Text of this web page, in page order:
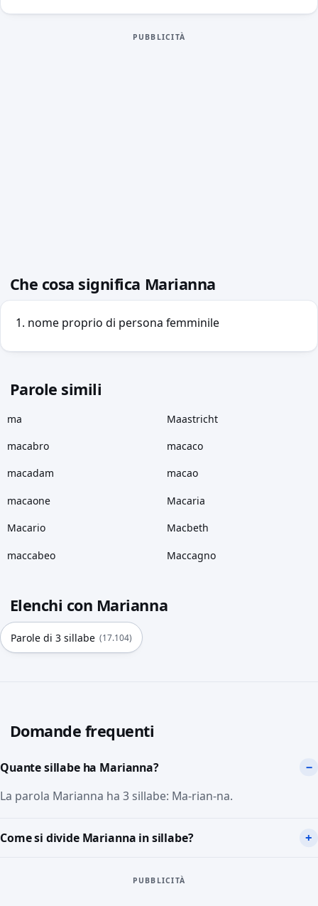
PUBBLICITÀ
Che cosa significa Marianna
nome proprio di persona femminile
Parole simili
ma Maastricht
macabro macaco
macadam macao
macaone Macaria
Macario Macbeth
maccabeo Maccagno
Elenchi con Marianna
Parole di 3 sillabe (17.104)
Domande frequenti
Quante sillabe ha Marianna?
La parola Marianna ha 3 sillabe: Ma-rian-na.
Come si divide Marianna in sillabe?
PUBBLICITÀ